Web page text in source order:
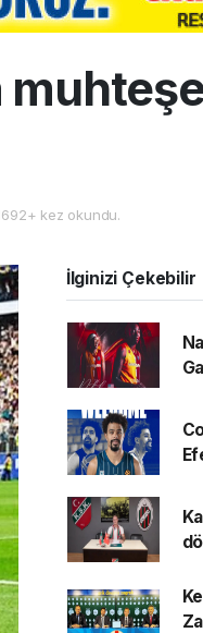
kez okundu.
İlginizi Çekebilir